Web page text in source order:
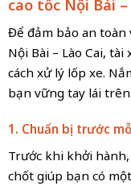
cao tốc Nội Bài –
Để đảm bảo an toàn
Nội Bài – Lào Cai,
cách xử lý lốp xe.
bạn vững tay lái trên
1. Chuẩn bị trước
Trước khi khởi
chốt giúp bạn có